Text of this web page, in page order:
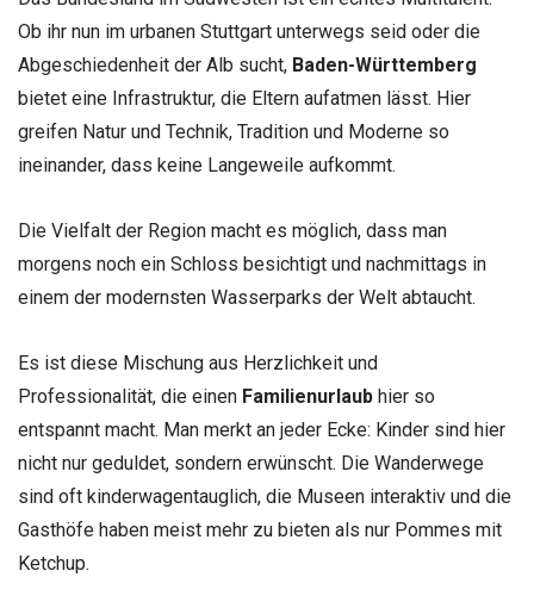
Ob ihr nun im urbanen Stuttgart unterwegs seid oder die
Abgeschiedenheit der Alb sucht, Baden-Württemberg
bietet eine Infrastruktur, die Eltern aufatmen lässt. Hier
greifen Natur und Technik, Tradition und Moderne so
ineinander, dass keine Langeweile aufkommt.
Die Vielfalt der Region macht es möglich, dass man
morgens noch ein Schloss besichtigt und nachmittags in
einem der modernsten Wasserparks der Welt abtaucht.
Es ist diese Mischung aus Herzlichkeit und
Professionalität, die einen Familienurlaub hier so
entspannt macht. Man merkt an jeder Ecke: Kinder sind hier
nicht nur geduldet, sondern erwünscht. Die Wanderwege
sind oft kinderwagentauglich, die Museen interaktiv und die
Gasthöfe haben meist mehr zu bieten als nur Pommes mit
Ketchup.